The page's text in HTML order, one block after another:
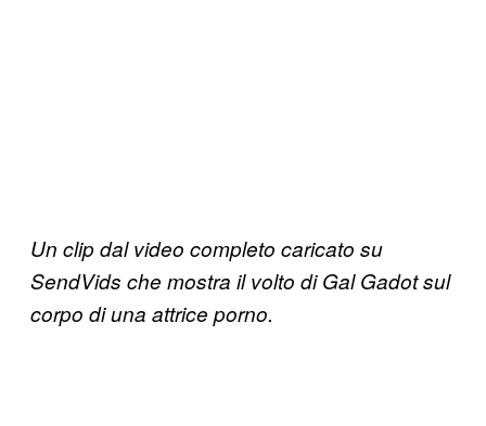
Un clip dal video completo caricato su
SendVids che mostra il volto di Gal Gadot sul
corpo di una attrice porno.